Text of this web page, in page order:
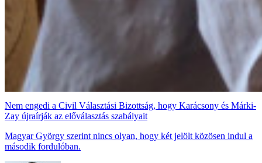
Nem engedi a Civil Választási Bizottság, hogy Karácsony és Márki-
Zay újraírják az előválasztás szabályait
Magyar György szerint nincs olyan, hogy két jelölt közösen indul a
második fordulóban.